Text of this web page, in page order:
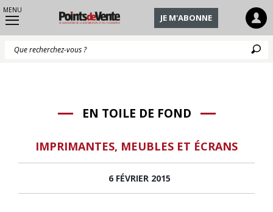
MENU
JE M'ABONNE
EN TOILE DE FOND
IMPRIMANTES, MEUBLES ET ÉCRANS
6 FÉVRIER 2015